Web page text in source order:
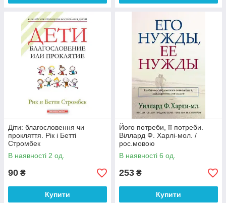
Діти: благословення чи
прокляття. Рік і Бетті
Стромбек
В наявності 2 од.
90 ₴
Купити
Його потреби, її потреби.
Віллард Ф. Харлі-мол. /
рос.мовою
В наявності 6 од.
253 ₴
Купити